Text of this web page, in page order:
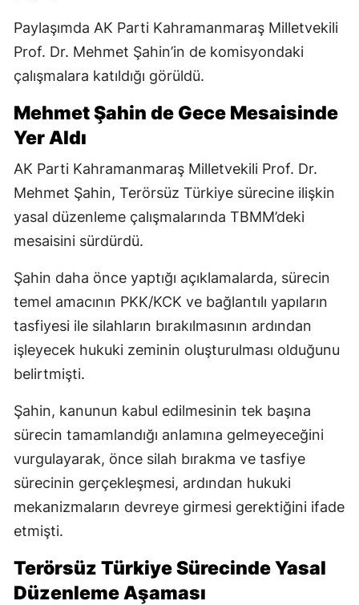
Paylaşımda AK Parti Kahramanmaraş Milletvekili
Prof. Dr. Mehmet Şahin’in de komisyondaki
çalışmalara katıldığı görüldü.
Mehmet Şahin de Gece Mesaisinde
Yer Aldı
AK Parti Kahramanmaraş Milletvekili Prof. Dr.
Mehmet Şahin, Terörsüz Türkiye sürecine ilişkin
yasal düzenleme çalışmalarında TBMM’deki
mesaisini sürdürdü.
Şahin daha önce yaptığı açıklamalarda, sürecin
temel amacının PKK/KCK ve bağlantılı yapıların
tasfiyesi ile silahların bırakılmasının ardından
işleyecek hukuki zeminin oluşturulması olduğunu
belirtmişti.
Şahin, kanunun kabul edilmesinin tek başına
sürecin tamamlandığı anlamına gelmeyeceğini
vurgulayarak, önce silah bırakma ve tasfiye
sürecinin gerçekleşmesi, ardından hukuki
mekanizmaların devreye girmesi gerektiğini ifade
etmişti.
Terörsüz Türkiye Sürecinde Yasal
Düzenleme Aşaması